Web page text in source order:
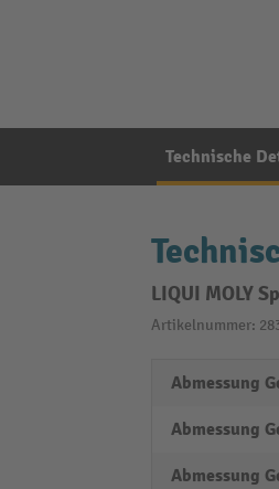
Technische
LIQUI MOLY
Artikelnummer:
Abmessung
Abmessung
Abmessung